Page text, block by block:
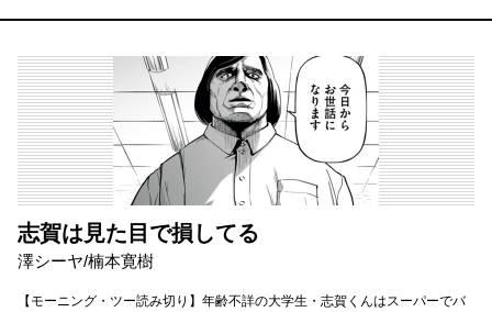
志賀は見た目で損してる
澤シーヤ/楠本寛樹
【モーニング・ツー読み切り】年齢不詳の大学生・志賀くんはスーパーでバ